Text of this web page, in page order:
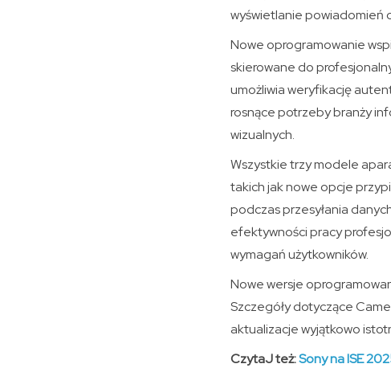
wyświetlanie powiadomień
Nowe oprogramowanie
skierowane do
umożliwia weryfikację
rosnące potrzeby branży
wizualnych.
Wszystkie trzy modele
takich jak nowe opcje
podczas przesyłania
efektywności pracy
wymagań użytkowników.
Nowe wersje
Szczegóły dotyczące
aktualizacje wyjątkowo
CzytaJ też:Sony na ISE